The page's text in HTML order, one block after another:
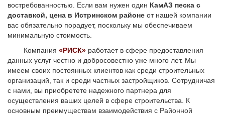
востребованностью. Если вам нужен один КамАЗ песка с
доставкой, цена в Истринском районе от нашей компании
вас обязательно порадует, поскольку мы обеспечиваем
минимальную стоимость.
Компания «РИСК» работает в сфере предоставления
данных услуг честно и добросовестно уже много лет. Мы
имеем своих постоянных клиентов как среди строительных
организаций, так и среди частных застройщиков. Сотрудничая
с нами, вы приобретете надежного партнера для
осуществления ваших целей в сфере строительства. К
основным преимуществам взаимодействия с Районной